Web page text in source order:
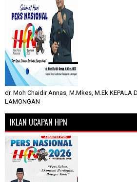
dr. Moh Chaidir Annas, M.Mkes, M.Ek KEPALA
LAMONGAN
IKLAN UCAPAN HPN